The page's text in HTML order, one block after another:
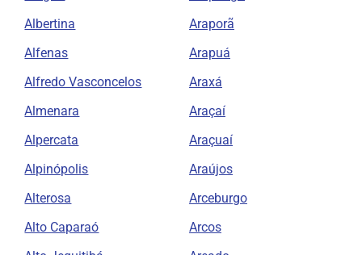
Albertina
Alfenas
Alfredo Vasconcelos
Almenara
Alpercata
Alpinópolis
Alterosa
Alto Caparaó
Araporã
Arapuá
Araxá
Araçaí
Araçuaí
Araújos
Arceburgo
Arcos